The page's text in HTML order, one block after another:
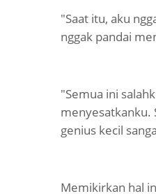
"Saat itu, aku
nggak pandai
"Semua ini
menyesatkanku.
genius kecil
Memikirkan hal